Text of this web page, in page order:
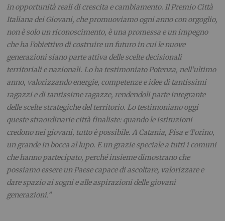
in opportunità reali di crescita e cambiamento. Il Premio Città
Italiana dei Giovani, che promuoviamo ogni anno con orgoglio,
non è solo un riconoscimento, è una promessa e un impegno
che ha l’obiettivo di costruire un futuro in cui le nuove
generazioni siano parte attiva delle scelte decisionali
territoriali e nazionali. Lo ha testimoniato Potenza, nell’ultimo
anno, valorizzando energie, competenze e idee di tantissimi
ragazzi e di tantissime ragazze, rendendoli parte integrante
delle scelte strategiche del territorio. Lo testimoniano oggi
queste straordinarie città finaliste: quando le istituzioni
credono nei giovani, tutto è possibile. A Catania, Pisa e Torino,
un grande in bocca al lupo. E un grazie speciale a tutti i comuni
che hanno partecipato, perché insieme dimostrano che
possiamo essere un Paese capace di ascoltare, valorizzare e
dare spazio ai sogni e alle aspirazioni delle giovani
generazioni.”